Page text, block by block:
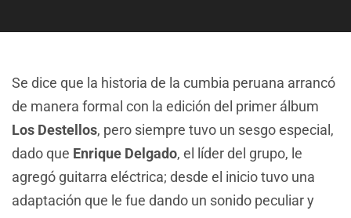
Se dice que la historia de la cumbia peruana arrancó
de manera formal con la edición del primer álbum
Los Destellos, pero siempre tuvo un sesgo especial,
dado que Enrique Delgado, el líder del grupo, le
agregó guitarra eléctrica; desde el inicio tuvo una
adaptación que le fue dando un sonido peculiar y